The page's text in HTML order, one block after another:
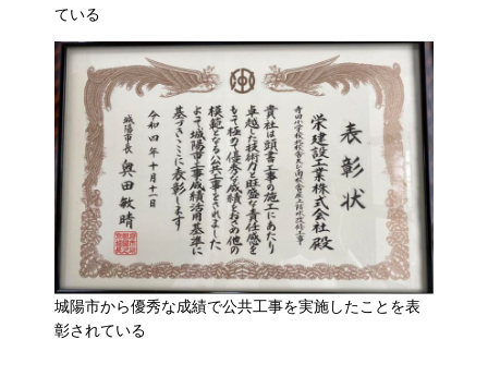
ている
城陽市から優秀な成績で公共工事を実施したことを表
彰されている